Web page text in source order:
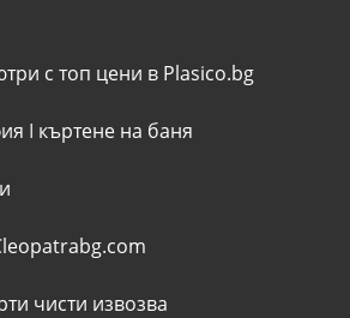
с топ цени в Plasico.bg
I къртене на баня
чисти извозва